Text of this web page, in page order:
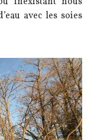
avec les soies